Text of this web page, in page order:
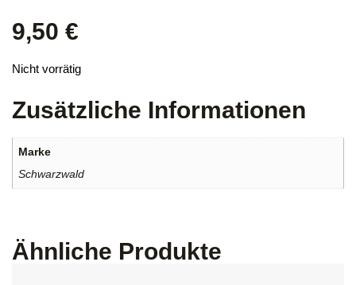
9,50 €
Nicht vorrätig
Zusätzliche Informationen
Marke
Schwarzwald
Ähnliche Produkte